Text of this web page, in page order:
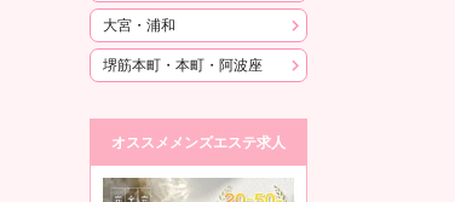
大宮・浦和
堺筋本町・本町・阿波座
オススメメンズエステ求人